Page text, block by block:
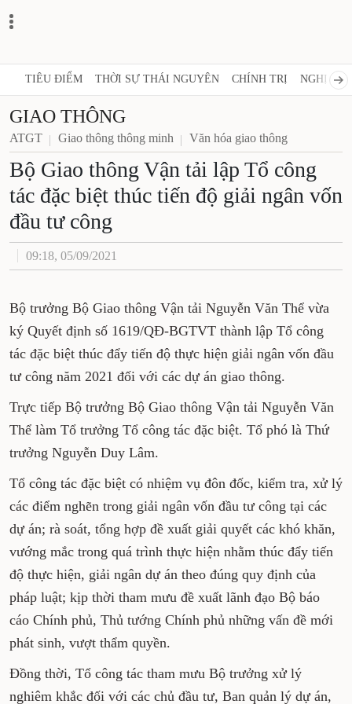
TIÊU ĐIỂM THỜI SỰ THÁI NGUYÊN CHÍNH TRỊ NGHỊ
GIAO THÔNG
ATGT Giao thông thông minh Văn hóa giao thông
Bộ Giao thông Vận tải lập Tổ công
tác đặc biệt thúc tiến độ giải ngân vốn
đầu tư công
09:18, 05/09/2021
Bộ trưởng Bộ Giao thông Vận tải Nguyễn Văn Thể vừa
ký Quyết định số 1619/QĐ-BGTVT thành lập Tổ công
tác đặc biệt thúc đẩy tiến độ thực hiện giải ngân vốn đầu
tư công năm 2021 đối với các dự án giao thông.
Trực tiếp Bộ trưởng Bộ Giao thông Vận tải Nguyễn Văn
Thể làm Tổ trưởng Tổ công tác đặc biệt. Tổ phó là Thứ
trưởng Nguyễn Duy Lâm.
Tổ công tác đặc biệt có nhiệm vụ đôn đốc, kiểm tra, xử lý
các điểm nghẽn trong giải ngân vốn đầu tư công tại các
dự án; rà soát, tổng hợp đề xuất giải quyết các khó khăn,
vướng mắc trong quá trình thực hiện nhằm thúc đẩy tiến
độ thực hiện, giải ngân dự án theo đúng quy định của
pháp luật; kịp thời tham mưu đề xuất lãnh đạo Bộ báo
cáo Chính phủ, Thủ tướng Chính phủ những vấn đề mới
phát sinh, vượt thẩm quyền.
Đồng thời, Tổ công tác tham mưu Bộ trưởng xử lý
nghiêm khắc đối với các chủ đầu tư, Ban quản lý dự án,